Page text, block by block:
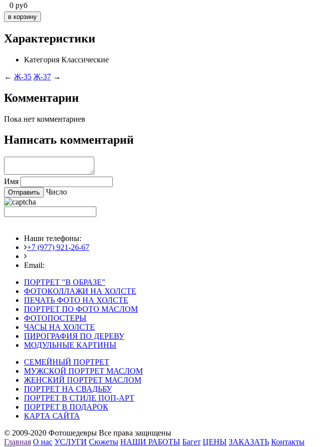
0 руб
Характеристики
Категория Классические
← Ж-35 Ж-37 →
Комментарии
Пока нет комментариев
Написать комментарий
Имя
Число
Наши телефоны:
+7 (977) 921-26-67
Email:
ПОРТРЕТ "В ОБРАЗЕ"
ФОТОКОЛЛАЖИ НА ХОЛСТЕ
ПЕЧАТЬ ФОТО НА ХОЛСТЕ
ПОРТРЕТ ПО ФОТО МАСЛОМ
ФОТОПОСТЕРЫ
ЧАСЫ НА ХОЛСТЕ
ПИРОГРАФИЯ ПО ДЕРЕВУ
МОДУЛЬНЫЕ КАРТИНЫ
СЕМЕЙНЫЙ ПОРТРЕТ
МУЖСКОЙ ПОРТРЕТ МАСЛОМ
ЖЕНСКИЙ ПОРТРЕТ МАСЛОМ
ПОРТРЕТ НА СВАДЬБУ
ПОРТРЕТ В СТИЛЕ ПОП-АРТ
ПОРТРЕТ В ПОДАРОК
КАРТА САЙТА
© 2009-2020 Фотошедевры Все права защищены
Главная О нас УСЛУГИ Сюжеты НАШИ РАБОТЫ Багет ЦЕНЫ ЗАКАЗАТЬ Контакты